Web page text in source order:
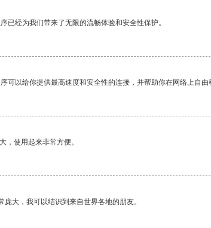
已经为我们带来了无限的流畅体验和安全性保护。
可以给你提供最高速度和安全性的连接，并帮助你在网络上自由
，使用起来非常方便。
大，我可以结识到来自世界各地的朋友。